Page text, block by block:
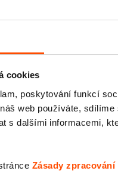
cookies
poskytování funkcí
web používáte,
s dalšími informacemi,
Zásady